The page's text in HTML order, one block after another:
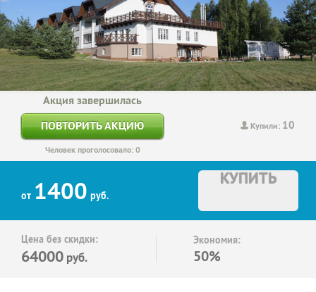
Купили: 10
Акция завершилась
ПОВТОРИТЬ АКЦИЮ
Человек проголосовало: 0
от 1400 руб.
КУПИТЬ
Цена без скидки:
64000 руб.
Экономия:
50%